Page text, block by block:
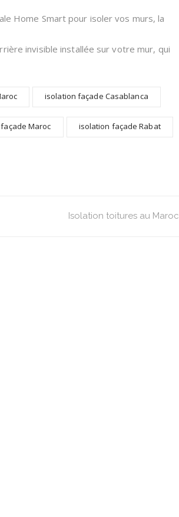
Home Smart pour isoler vos murs, la
invisible installée sur votre mur, qui
isolation façade Casablanca
Maroc isolation façade Rabat
Isolation toitures au Maroc